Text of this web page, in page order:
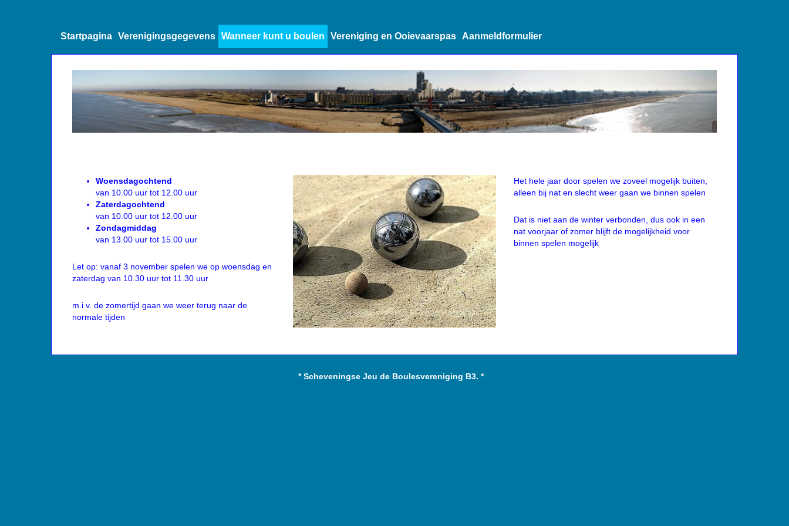
Startpagina Verenigingsgegevens Wanneer kunt u boulen Vereniging en Ooievaarspas Aanmeldformulier
Woensdagochtend
van 10.00 uur tot 12.00 uur
Zaterdagochtend
van 10.00 uur tot 12.00 uur
Zondagmiddag
van 13.00 uur tot 15.00 uur
Let op: vanaf 3 november spelen we op woensdag en
zaterdag van 10.30 uur tot 11.30 uur
m.i.v. de zomertijd gaan we weer terug naar de
normale tijden
Het hele jaar door spelen we zoveel mogelijk buiten,
alleen bij nat en slecht weer gaan we binnen spelen
Dat is niet aan de winter verbonden, dus ook in een
nat voorjaar of zomer blijft de mogelijkheid voor
binnen spelen mogelijk
* Scheveningse Jeu de Boulesvereniging B3. *